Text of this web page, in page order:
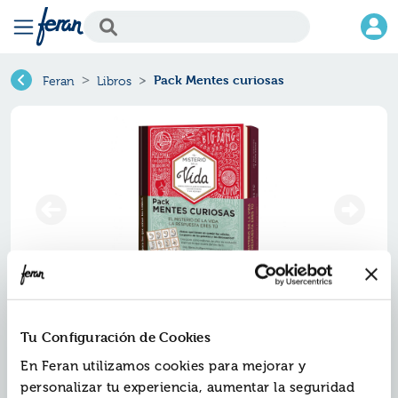
Tu Configuración de Cookies
En Feran utilizamos cookies para mejorar y
personalizar tu experiencia, aumentar la seguridad
Feran Libros Pack Mentes curiosas
Pack mentes curiosas
Ref.ZMV-9638731
ISBN:9788419638731